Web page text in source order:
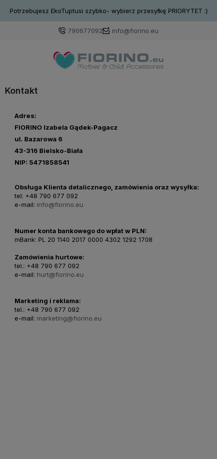
Potrzebujesz EkoTuptusi szybko- wybierz przesyłkę PRIORYTET :)
790677092 info@fiorino.eu
Kontakt
Adres:
FIORINO Izabela Gądek-Pagacz
ul. Bazarowa 6
43-316 Bielsko-Biała
NIP: 5471858541
Obsługa Klienta detalicznego, zamówienia oraz wysyłka:
tel: +48 790 677 092
e-mail: info@fiorino.eu
Numer konta bankowego do wpłat w PLN:
mBank: PL 20 1140 2017 0000 4302 1292 1708
Zamówienia hurtowe:
tel.: +48 790 677 092
e-mail: hurt@fiorino.eu
Marketing i reklama:
tel.: +48 790 677 092
e-mail: marketing@fiorino.eu